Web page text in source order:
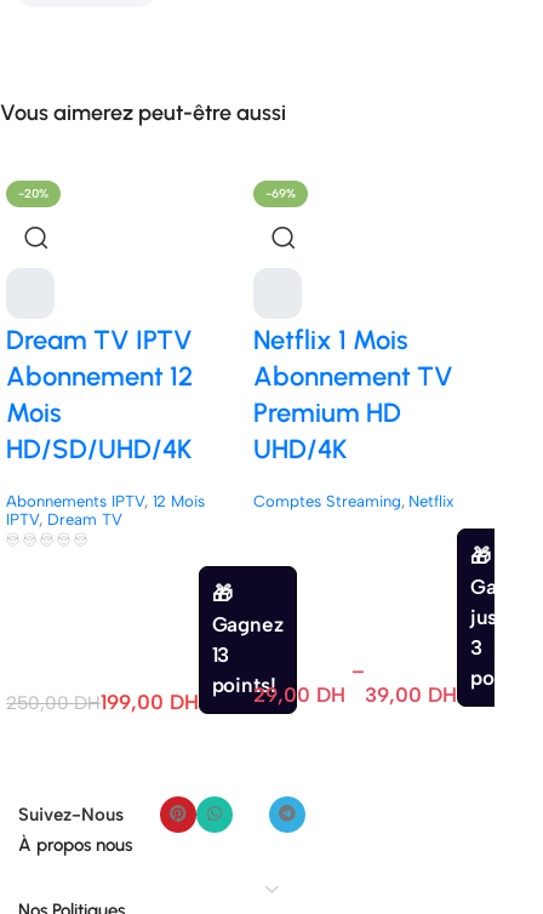
Vous aimerez peut-être aussi
-20%
Dream TV IPTV
Abonnement 12
Mois
HD/SD/UHD/4K
Abonnements IPTV, 12 Mois
IPTV, Dream TV
250,00DH199,00 DH
Gagnez
13
points!
-69%
Netflix 1 Mois
Abonnement TV
Premium HD
UHD/4K
Comptes Streaming, Netflix
29,00 DH
–
39,00 DH
Gagnez
jusqu'à
3
points.
Suivez-Nous
À propos nous